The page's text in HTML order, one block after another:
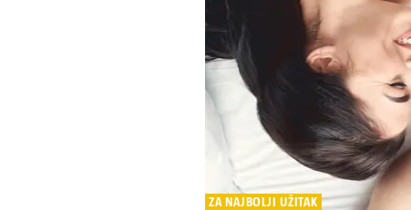
ZA NAJBOLJI UŽITAK